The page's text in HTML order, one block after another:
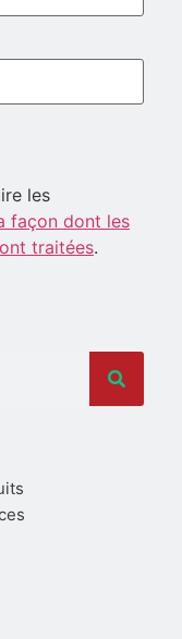
les
façon dont les
traitées.